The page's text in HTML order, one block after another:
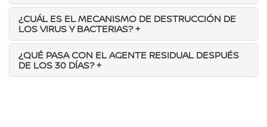
¿CUÁL ES EL MECANISMO DE DESTRUCCIÓN DE
LOS VIRUS Y BACTERIAS?+
¿QUÉ PASA CON EL AGENTE RESIDUAL DESPUÉS
DE LOS 30 DÍAS?+